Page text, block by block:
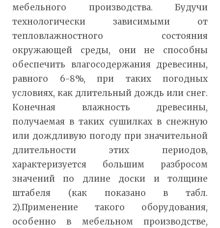
мебельного производства. Будучи
технологически зависимыми от
тепловлажностного состояния
окружающей среды, они не способны
обеспечить влагосодержания древесины,
равного 6-8%, при таких погодных
условиях, как длительный дождь или снег.
Конечная влажность древесины,
получаемая в таких сушилках в снежную
или дождливую погоду при значительной
длительности этих периодов,
характеризуется большим разбросом
значений по длине доски и толщине
штабеля (как показано в табл.
2).Применение такого оборудования,
особенно в мебельном производстве,